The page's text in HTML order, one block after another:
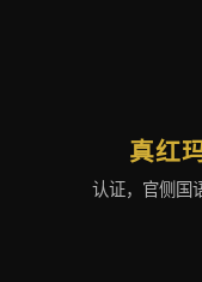
真红
认证，官侧国